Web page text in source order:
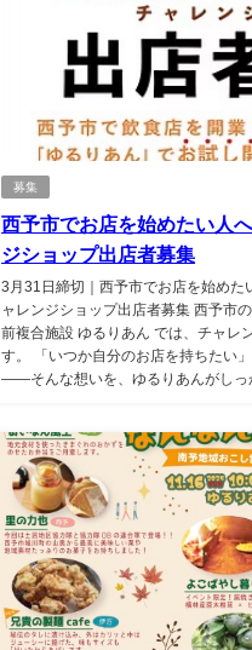
募集
西予市でお店を始めたい人
ジショップ出店者募集
3月31日締切｜西予市でお店を始めた
ャレンジショップ出店者募集 西予市
前複合施設 ゆるりあん では、チャレ
す。 「いつか自分のお店を持ちたい
——そんな想いを、ゆるりあんがしっ